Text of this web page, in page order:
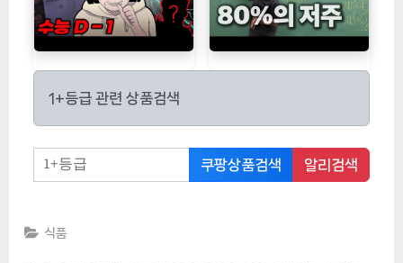
1+등급 관련 상품검색
쿠팡상품검색 알리검색
식품